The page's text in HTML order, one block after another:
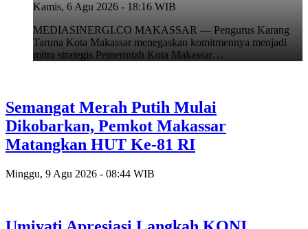
Kamis, 6 Agu 2026 - 18:16 WIB
MEDIASINERGI.CO MAKASSAR — Pengurus Karang
Taruna Kota Makassar menegaskan komitmennya menjadi
mitra strategis Pemerintah Kota Makassar…
Semangat Merah Putih Mulai
Dikobarkan, Pemkot Makassar
Matangkan HUT Ke-81 RI
Minggu, 9 Agu 2026 - 08:44 WIB